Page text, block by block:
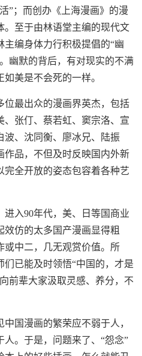
”；而创办《上海漫画》的漫
。至于由林语堂主编的现代文
编身体力行积极提倡的“幽
幽默的背后，有对现实的不满
美是不会死的一样。
位最出众的漫画界英杰，包括
、张仃、蔡若虹、窦宗洛、宣
波、沈同衡、廖冰兄、陆振
作品，不但及时反映国内外新
完全开放的姿态包容着各种艺
入90年代，美、日等国商业
仿的太多国产漫画显得粗
或中二，几无观赏价值。所
已能及时领悟“中国的，才是
前辈大家汲取灵感、养分，不
国漫画的繁荣应不弱于人，
。于是，问题来了、“怨念”